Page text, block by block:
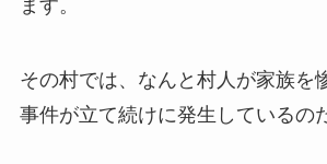
ます。
その村では、なんと村人が家族を
事件が立て続けに発生しているの